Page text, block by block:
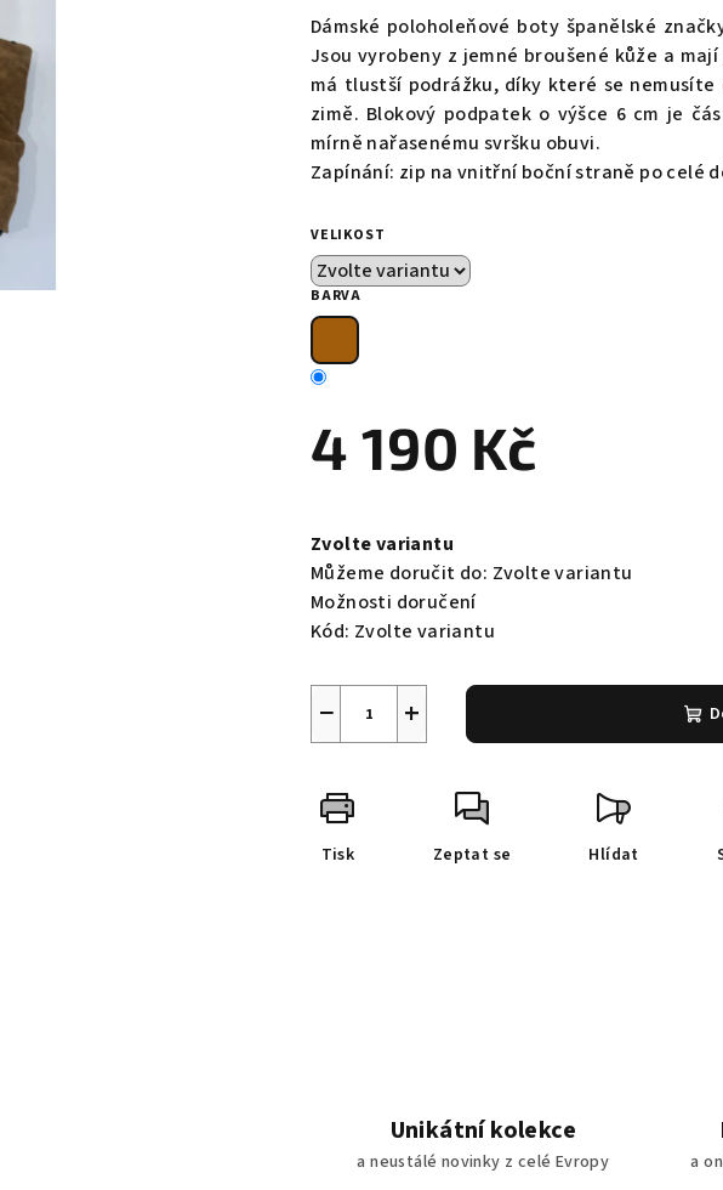
produktu
je
0,0
hvězdiček.
Dámské poloholeňové boty španělské
Jsou vyrobeny z jemné broušené kůže a
má tlustší podrážku, díky které se
zimě. Blokový podpatek o výšce 6 cm je
mírně nařasenému svršku obuvi.
Zapínání: zip na vnitřní boční straně po celé
VELIKOST
BARVA
4 190 Kč
cena:
Zvolte variantu
Můžeme doručit do: Zvolte variantu
Možnosti doručení
Kód: Zvolte variantu
+
−
Tisk Zeptat se Hlídat
Unikátní kolekce
a neustálé novinky z celé Evropy a